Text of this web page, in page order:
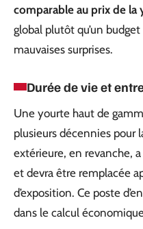
comparable au prix de la
global plutôt qu’un
mauvaises surprises.
Durée de vie et
Une yourte haut de
plusieurs décennies pour
extérieure, en revanche,
et devra être remplacée
d’exposition. Ce poste
dans le calcul